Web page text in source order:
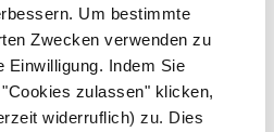
Um bestimmte
Zwecken verwenden zu
Einwilligung. Indem Sie
zulassen" klicken,
widerruflich) zu. Dies
Ernährung